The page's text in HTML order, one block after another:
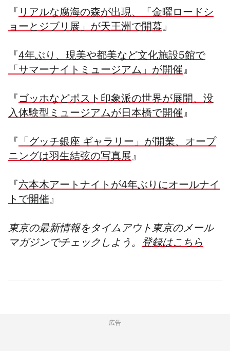
『 リアルな腐海の森が出現、「金曜ロードシ
ョーとジブリ展」が天王洲で開幕』
『 4年ぶり、現美や都美など文化施設5館で
「サマーナイトミュージアム」が開催』
『 ゴッホなどポスト印象派の世界が展開、没
入体験型ミュージアムが日本橋で開催』
『 「グッチ銀座 ギャラリー」が開業、オープ
ニングは羽生結弦の写真展』
『 六本木アートナイトが4年ぶりにオールナイ
トで開催』
東京の最新情報をタイムアウト東京のメール
マガジンでチェックしよう。 登録はこちら
広告